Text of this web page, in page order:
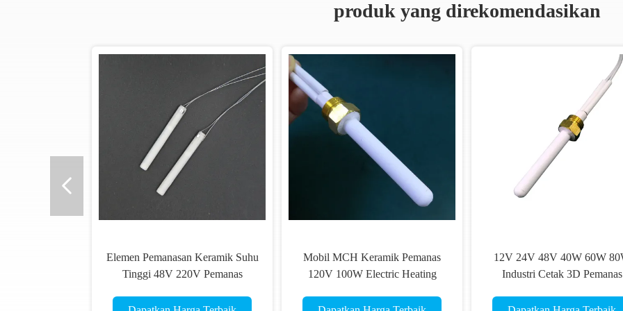
produk yang direkomendasikan
12V 24V 48V 40W 60W 80W
Industri Cetak 3D Pemanas
Pemanas Cepat MCH Pemanas
Keramik Aluminium Pemanas
Pemanasan Air MCH
Keramik Tabung
Pencetakan 3D